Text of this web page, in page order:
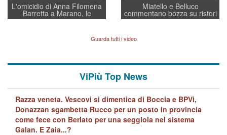
L'omicidio di Anna Filomena
Barretta a Marano, le
indagini dei carabinieri di
quelle di... Barbara D'Urso
Miatello e Belluco
commentano bozza su ristori
BPVi e Veneto Banca
Guarda tutti i video
ViPiù Top News
Razza veneta. Vescovi si dimentica di Boccia e BPVi,
Donazzan sgambetta Rucco per un posto in provincia
come fece con Berlato per una seggiola nel sistema
Galan. E Zaia...?